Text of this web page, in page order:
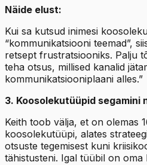
Näide elust:
Kui sa kutsud inimesi
“kommunikatsiooni teemad”,
retsept frustratsiooniks. Palju
teha otsus, millised kanalid
kommunikatsiooniplaani alles.”
3. Koosolekutüüpid segamini
Keith toob välja, et on olemas
koosolekutüüpi, alates
otsuste tegemisest kuni
tähistusteni. Igal tüübil on oma